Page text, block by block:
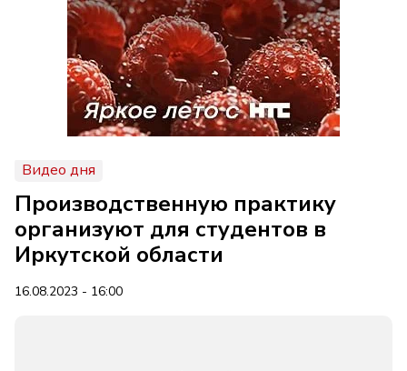
Видео дня
Производственную практику
организуют для студентов в
Иркутской области
16.08.2023 - 16:00